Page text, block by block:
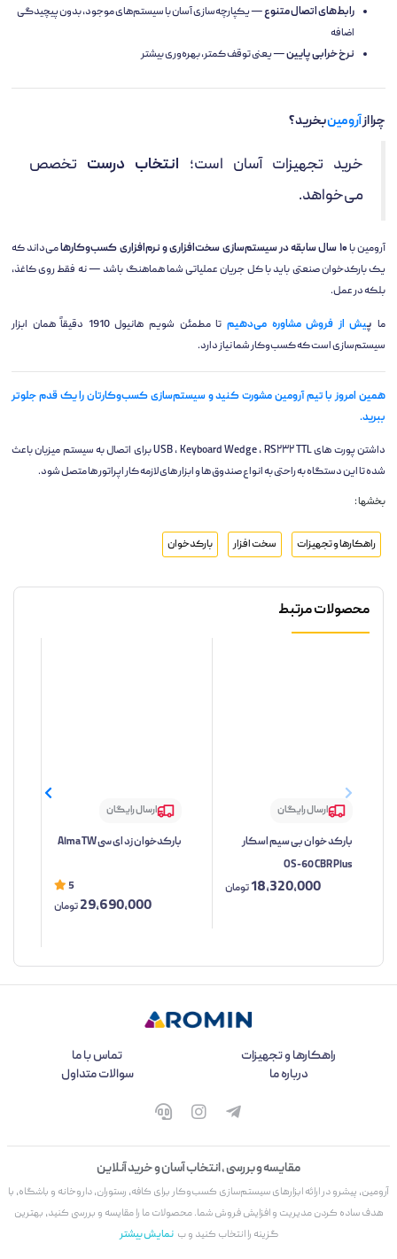
رابط‌های اتصال متنوع— یکپارچه‌سازی آسان با سیستم‌های موجود، بدون پیچیدگی
اضافه
نرخ خرابی پایین— یعنی توقف کمتر، بهره‌وری بیشتر
چرا ازآرومینبخرید؟
خرید تجهیزات آسان است؛ انتخاب درست تخصص
می‌خواهد.
آرومین با۱۰ سال سابقه در سیستم‌سازی سخت‌افزاری و نرم‌افزاری کسب‌وکارها
می‌داند که
یک بارکدخوان صنعتی باید با کل جریان عملیاتی شما هماهنگ باشد — نه فقط روی کاغذ،
بلکه در عمل.
ما پیش از فروش مشاوره می‌دهیم
تا مطمئن شویم هانیول 1910 دقیقاً همان ابزار
سیستم‌سازی است که کسب‌وکار شما نیاز دارد.
همین امروز با تیم آرومین مشورت کنید و سیستم‌سازی کسب‌وکارتان را یک قدم جلوتر
ببرید.
داشتن پورت های USB ، Keyboard Wedge ، RS۲۳۲ TTL برای اتصال به سیستم میزبان باعث
شده تا این دستگاه به راحتی به انواع صندوق ها و ابزار های لازمه کار اپراتور ها متصل شود.
بخشها :
راهکارها و تجهیزات سخت افزار بارکدخوان
محصولات مرتبط
ارسال رایگان
بارکد خوان بی سیم اسکار
OS-60 CBR Plus
18,320,000تومان
ارسال رایگان
بارکدخوان زد ای سی Alma TW
5
29,690,000تومان
راهکارها و تجهیزات
تماس با ما
درباره ما
سوالات متداول
مقایسه و بررسی ، انتخاب آسان و خرید آنلاین
آرومین، پیشرو در ارائه ابزارهای سیستم‌سازی کسب‌وکار برای کافه، رستوران، داروخانه و باشگاه، با
هدف ساده کردن مدیریت و افزایش فروش شما. محصولات ما را مقایسه و بررسی کنید، بهترین
گزینه را انتخاب کنید و ب نمایش بیشتر